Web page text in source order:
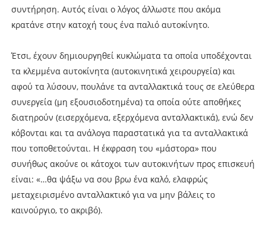
συντήρηση. Αυτός είναι ο λόγος άλλωστε που ακόμα
κρατάνε στην κατοχή τους ένα παλιό αυτοκίνητο.
Έτσι, έχουν δημιουργηθεί κυκλώματα τα οποία υποδέχονται
τα κλεμμένα αυτοκίνητα (αυτοκινητικά χειρουργεία) και
αφού τα λύσουν, πουλάνε τα ανταλλακτικά τους σε ελεύθερα
συνεργεία (μη εξουσιοδοτημένα) τα οποία ούτε αποθήκες
διατηρούν (εισερχόμενα, εξερχόμενα ανταλλακτικά), ενώ δεν
κόβονται και τα ανάλογα παραστατικά για τα ανταλλακτικά
που τοποθετούνται. Η έκφραση του «μάστορα» που
συνήθως ακούνε οι κάτοχοι των αυτοκινήτων προς επισκευή
είναι: «…θα ψάξω να σου βρω ένα καλό, ελαφρώς
μεταχειρισμένο ανταλλακτικό για να μην βάλεις το
καινούργιο, το ακριβό).